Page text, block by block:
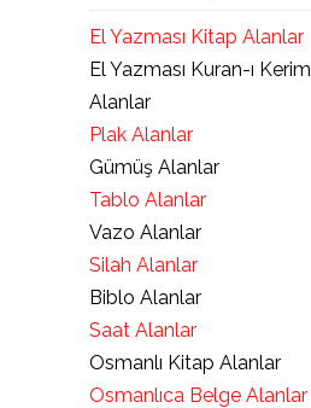
El Yazması Kitap Alanlar
El Yazması Kuran-ı Kerim
Alanlar
Plak Alanlar
Gümüş Alanlar
Tablo Alanlar
Vazo Alanlar
Silah Alanlar
Biblo Alanlar
Saat Alanlar
Osmanlı Kitap Alanlar
Osmanlıca Belge Alanlar